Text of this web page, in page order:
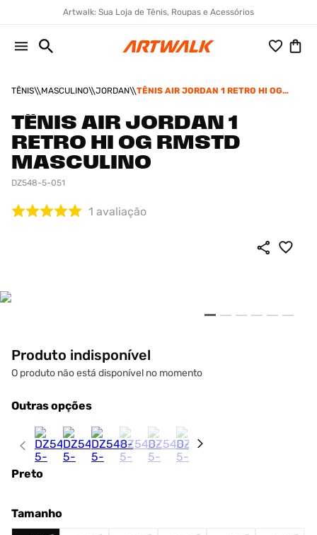
Artwalk: Sua Loja de Tênis, Roupas e Acessórios
TÊNIS MASCULINO JORDAN
TÊNIS AIR JORDAN 1 RETRO HI OG
TÊNIS AIR JORDAN 1
RETRO HI OG RMSTD
MASCULINO
DZ548-5-051
1 avaliação
Produto indisponível
O produto não está disponível no momento
Outras opções
Preto
Tamanho